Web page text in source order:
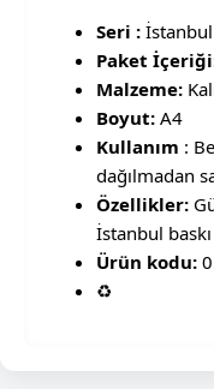
Seri :
Paket
Malzeme:
Boyut: A4
Kullanım :
dağılmadan
Özellikler:
İstanbul
Ürün kodu:
♻️